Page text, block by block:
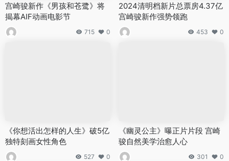
宫崎骏新作《男孩和苍鹭》将
揭幕AIF动画电影节
715 0
2024清明档新片总票房4.37亿
宫崎骏新作强势领跑
453 0
《你想活出怎样的人生》破5亿
独特刻画女性角色
527 0
《幽灵公主》曝正片片段 宫崎
骏自然美学治愈人心
301 0